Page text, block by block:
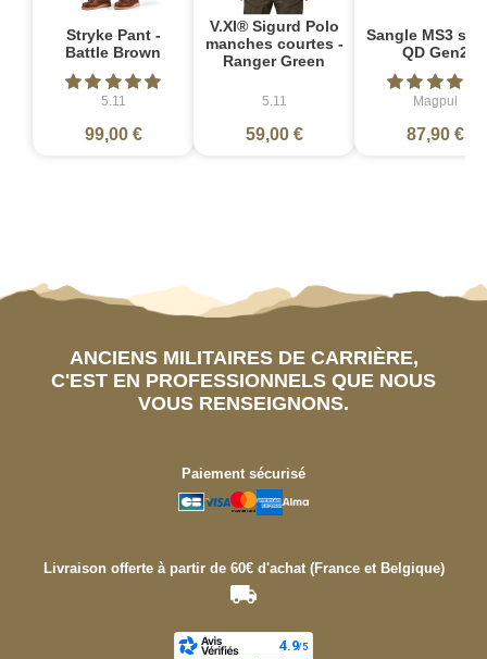
Stryke Pant -
Battle Brown
5.11
99,00 €
V.XI® Sigurd Polo
manches courtes -
Ranger Green
5.11
59,00 €
Sangle MS3
QD Gen2
Magpul
87,90 €
ANCIENS MILITAIRES DE CARRIÈRE,
C'EST EN PROFESSIONNELS QUE NOUS
VOUS RENSEIGNONS.
Paiement sécurisé
Livraison offerte à partir de 60€ d'achat (France et Belgique)